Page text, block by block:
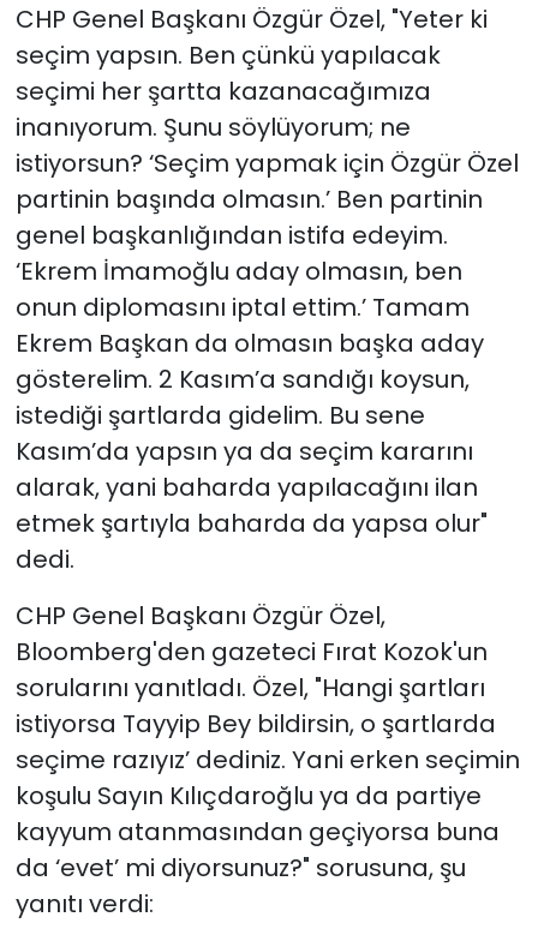
CHP Genel Başkanı Özgür Özel, "Yeter ki
seçim yapsın. Ben çünkü yapılacak
seçimi her şartta kazanacağımıza
inanıyorum. Şunu söylüyorum; ne
istiyorsun? ‘Seçim yapmak için Özgür Özel
partinin başında olmasın.’ Ben partinin
genel başkanlığından istifa edeyim.
‘Ekrem İmamoğlu aday olmasın, ben
onun diplomasını iptal ettim.’ Tamam
Ekrem Başkan da olmasın başka aday
gösterelim. 2 Kasım’a sandığı koysun,
istediği şartlarda gidelim. Bu sene
Kasım’da yapsın ya da seçim kararını
alarak, yani baharda yapılacağını ilan
etmek şartıyla baharda da yapsa olur"
dedi.
CHP Genel Başkanı Özgür Özel,
Bloomberg'den gazeteci Fırat Kozok'un
sorularını yanıtladı. Özel, "Hangi şartları
istiyorsa Tayyip Bey bildirsin, o şartlarda
seçime razıyız’ dediniz. Yani erken seçimin
koşulu Sayın Kılıçdaroğlu ya da partiye
kayyum atanmasından geçiyorsa buna
da ‘evet’ mi diyorsunuz?" sorusuna, şu
yanıtı verdi: